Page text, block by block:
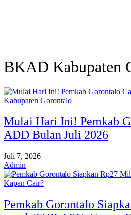
BKAD Kabupaten
Kabupaten Gorontalo
Mulai Hari Ini! Pemkab
ADD Bulan Juli 2026
Juli 7, 2026
Admin
Pemkab Gorontalo